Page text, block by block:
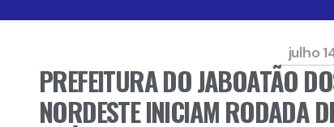
julho
PREFEITURA DO JABOATÃO
NORDESTE INICIAM RODADA